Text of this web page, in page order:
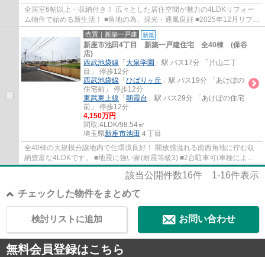
全居室6帖以上・収納付き！ 広々とした居住空間が魅力の4LDKリフォー
ム物件で始める新生活！ ■角地の為、採光・通風良好 ■2025年12月リフォ
ーム完了 ■LDK16.5帖+対面式キッチン ■家事...
売買｜新築一戸建 新築
新座市池田4丁目 新築一戸建住宅 全40棟 (保谷
店)
西武池袋線 「 大泉学園 」駅 バス17分 「片山二丁
目」 停歩12分
西武池袋線 「 ひばりヶ丘 」駅 バス19分 「あけぼの
住宅前」 停歩12分
東武東上線 「 朝霞台 」駅 バス29分 「あけぼの住宅
前」 停歩12分
4,150万円
間取:4LDK/98.54㎡
埼玉県新座市池田 ４丁目
全40棟の大規模分譲地内で住環境良好！ 開放感溢れる南西角地に佇む収
納豊富な4LDKです。 ■地震に強い家(耐震等級3) ■2台駐車可(車種による)
■家事便利な水回り集中設計 ■SC・WICなど...
該当公開件数16件 1-16件表示
チェックした物件をまとめて
お問い合わせ
検討リストに追加
無料会員登録はこちら